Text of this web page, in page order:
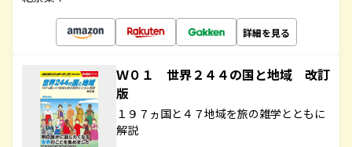
詳細を見る
Ｗ０１ 世界２４４の国と地域 改訂
版
１９７ヵ国と４７地域を旅の雑学とともに
解説